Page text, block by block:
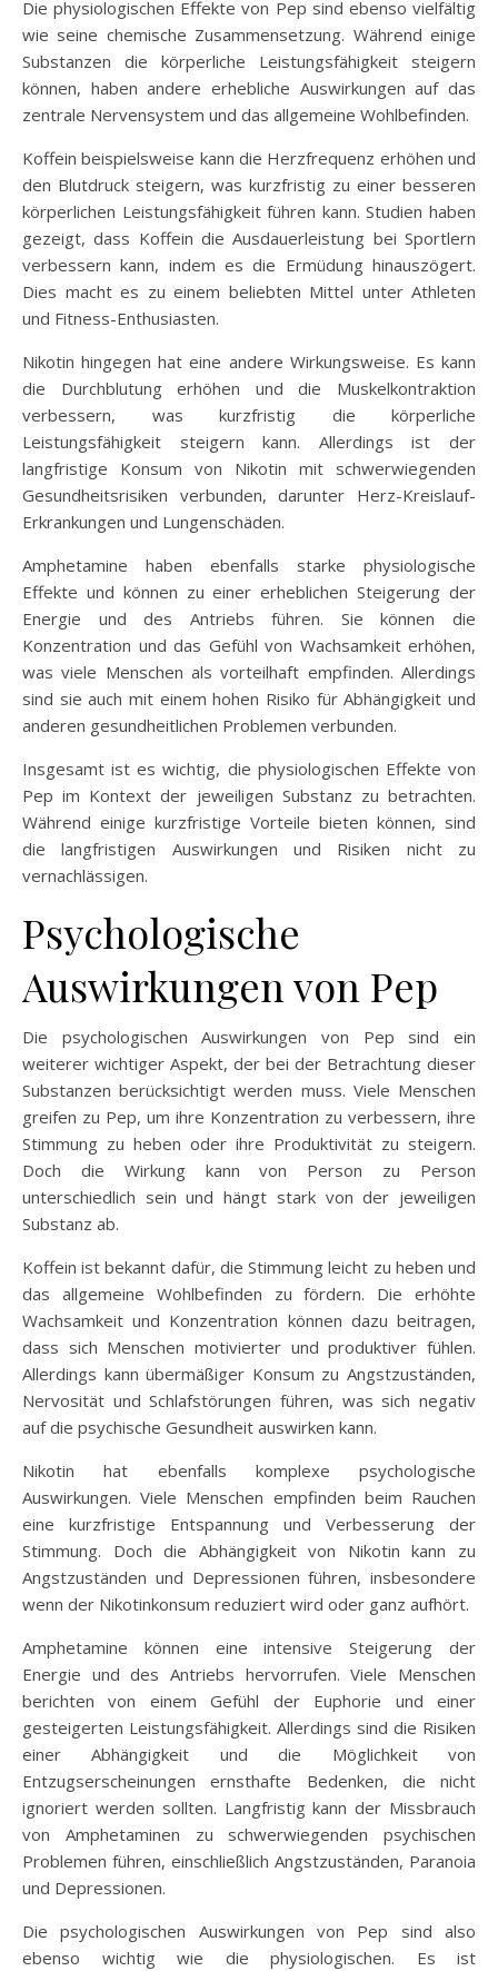
Die physiologischen Effekte von Pep sind ebenso vielfältig
wie seine chemische Zusammensetzung. Während einige
Substanzen die körperliche Leistungsfähigkeit steigern
können, haben andere erhebliche Auswirkungen auf das
zentrale Nervensystem und das allgemeine Wohlbefinden.
Koffein beispielsweise kann die Herzfrequenz erhöhen und
den Blutdruck steigern, was kurzfristig zu einer besseren
körperlichen Leistungsfähigkeit führen kann. Studien haben
gezeigt, dass Koffein die Ausdauerleistung bei Sportlern
verbessern kann, indem es die Ermüdung hinauszögert.
Dies macht es zu einem beliebten Mittel unter Athleten
und Fitness-Enthusiasten.
Nikotin hingegen hat eine andere Wirkungsweise. Es kann
die Durchblutung erhöhen und die Muskelkontraktion
verbessern, was kurzfristig die körperliche
Leistungsfähigkeit steigern kann. Allerdings ist der
langfristige Konsum von Nikotin mit schwerwiegenden
Gesundheitsrisiken verbunden, darunter Herz-Kreislauf-
Erkrankungen und Lungenschäden.
Amphetamine haben ebenfalls starke physiologische
Effekte und können zu einer erheblichen Steigerung der
Energie und des Antriebs führen. Sie können die
Konzentration und das Gefühl von Wachsamkeit erhöhen,
was viele Menschen als vorteilhaft empfinden. Allerdings
sind sie auch mit einem hohen Risiko für Abhängigkeit und
anderen gesundheitlichen Problemen verbunden.
Insgesamt ist es wichtig, die physiologischen Effekte von
Pep im Kontext der jeweiligen Substanz zu betrachten.
Während einige kurzfristige Vorteile bieten können, sind
die langfristigen Auswirkungen und Risiken nicht zu
vernachlässigen.
Psychologische
Auswirkungen von Pep
Die psychologischen Auswirkungen von Pep sind ein
weiterer wichtiger Aspekt, der bei der Betrachtung dieser
Substanzen berücksichtigt werden muss. Viele Menschen
greifen zu Pep, um ihre Konzentration zu verbessern, ihre
Stimmung zu heben oder ihre Produktivität zu steigern.
Doch die Wirkung kann von Person zu Person
unterschiedlich sein und hängt stark von der jeweiligen
Substanz ab.
Koffein ist bekannt dafür, die Stimmung leicht zu heben und
das allgemeine Wohlbefinden zu fördern. Die erhöhte
Wachsamkeit und Konzentration können dazu beitragen,
dass sich Menschen motivierter und produktiver fühlen.
Allerdings kann übermäßiger Konsum zu Angstzuständen,
Nervosität und Schlafstörungen führen, was sich negativ
auf die psychische Gesundheit auswirken kann.
Nikotin hat ebenfalls komplexe psychologische
Auswirkungen. Viele Menschen empfinden beim Rauchen
eine kurzfristige Entspannung und Verbesserung der
Stimmung. Doch die Abhängigkeit von Nikotin kann zu
Angstzuständen und Depressionen führen, insbesondere
wenn der Nikotinkonsum reduziert wird oder ganz aufhört.
Amphetamine können eine intensive Steigerung der
Energie und des Antriebs hervorrufen. Viele Menschen
berichten von einem Gefühl der Euphorie und einer
gesteigerten Leistungsfähigkeit. Allerdings sind die Risiken
einer Abhängigkeit und die Möglichkeit von
Entzugserscheinungen ernsthafte Bedenken, die nicht
ignoriert werden sollten. Langfristig kann der Missbrauch
von Amphetaminen zu schwerwiegenden psychischen
Problemen führen, einschließlich Angstzuständen, Paranoia
und Depressionen.
Die psychologischen Auswirkungen von Pep sind also
ebenso wichtig wie die physiologischen. Es ist